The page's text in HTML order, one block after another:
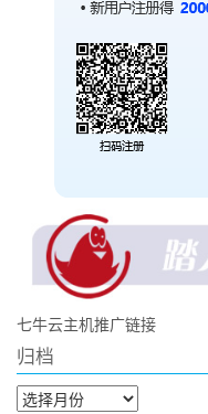
七牛云主机推广链接
归档
归